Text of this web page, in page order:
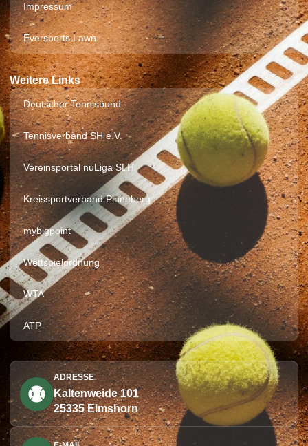
Impressum
Eversports Lawn
Weitere Links
Deutscher Tennisbund
Tennisverband SH e.V.
Vereinsportal nuLiga SLH
Kreissportverband Pinneberg
mybigpoint
Wettspielordnung
WTA
ATP
ADRESSE
Kaltenweide 101
25335 Elmshorn